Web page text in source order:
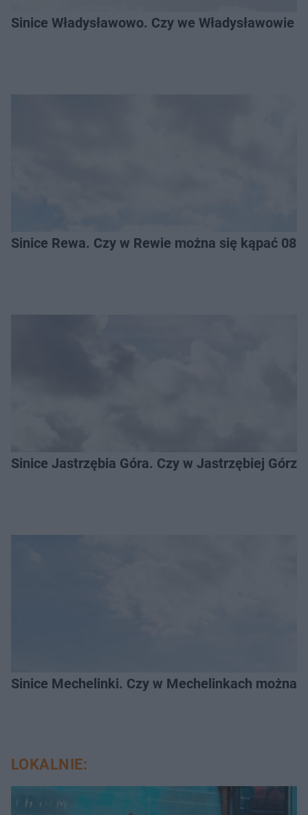
Sinice Władysławowo. Czy we
Sinice Rewa. Czy w Rewie można się kąpać
Sinice Jastrzębia Góra. Czy w Jastrzębiej
Sinice Mechelinki. Czy w Mechelinkach można
LOKALNIE: